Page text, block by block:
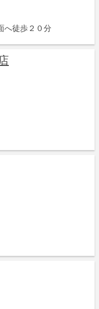
へ徒歩２０分